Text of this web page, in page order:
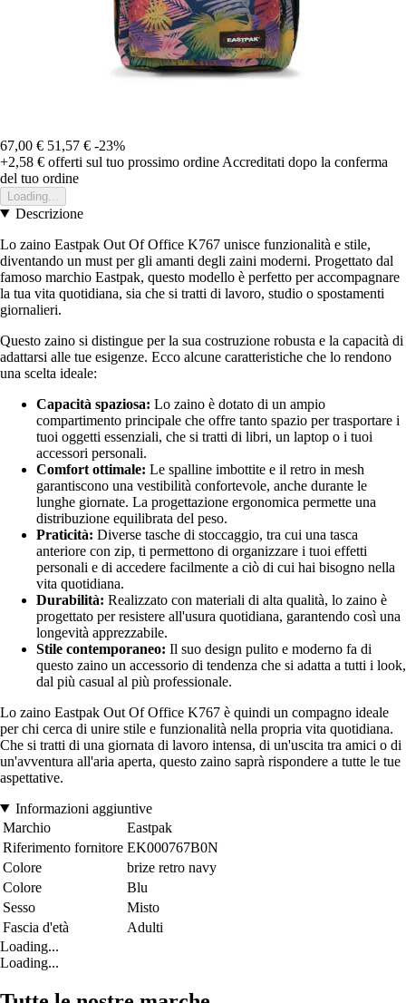
67,00 € 51,57 € -23%
+2,58 € offerti sul tuo prossimo ordine Accreditati dopo la conferma
del tuo ordine
Loading...
Descrizione
Lo zaino Eastpak Out Of Office K767 unisce funzionalità e stile,
diventando un must per gli amanti degli zaini moderni. Progettato dal
famoso marchio Eastpak, questo modello è perfetto per accompagnare
la tua vita quotidiana, sia che si tratti di lavoro, studio o spostamenti
giornalieri.
Questo zaino si distingue per la sua costruzione robusta e la capacità di
adattarsi alle tue esigenze. Ecco alcune caratteristiche che lo rendono
una scelta ideale:
Capacità spaziosa: Lo zaino è dotato di un ampio
compartimento principale che offre tanto spazio per trasportare i
tuoi oggetti essenziali, che si tratti di libri, un laptop o i tuoi
accessori personali.
Comfort ottimale: Le spalline imbottite e il retro in mesh
garantiscono una vestibilità confortevole, anche durante le
lunghe giornate. La progettazione ergonomica permette una
distribuzione equilibrata del peso.
Praticità: Diverse tasche di stoccaggio, tra cui una tasca
anteriore con zip, ti permettono di organizzare i tuoi effetti
personali e di accedere facilmente a ciò di cui hai bisogno nella
vita quotidiana.
Durabilità: Realizzato con materiali di alta qualità, lo zaino è
progettato per resistere all'usura quotidiana, garantendo così una
longevità apprezzabile.
Stile contemporaneo: Il suo design pulito e moderno fa di
questo zaino un accessorio di tendenza che si adatta a tutti i look,
dal più casual al più professionale.
Lo zaino Eastpak Out Of Office K767 è quindi un compagno ideale
per chi cerca di unire stile e funzionalità nella propria vita quotidiana.
Che si tratti di una giornata di lavoro intensa, di un'uscita tra amici o di
un'avventura all'aria aperta, questo zaino saprà rispondere a tutte le tue
aspettative.
Informazioni aggiuntive
Marchio
Eastpak
Riferimento fornitore EK000767B0N
Colore
brize retro navy
Colore
Blu
Sesso
Misto
Fascia d'età
Adulti
Loading...
Loading...